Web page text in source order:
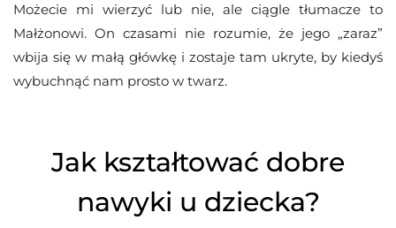
Możecie mi wierzyć lub nie, ale ciągle tłumacze to
Małżonowi. On czasami nie rozumie, że jego „zaraz”
wbija się w małą główkę i zostaje tam ukryte, by kiedyś
wybuchnąć nam prosto w twarz.
Jak kształtować dobre
nawyki u dziecka?